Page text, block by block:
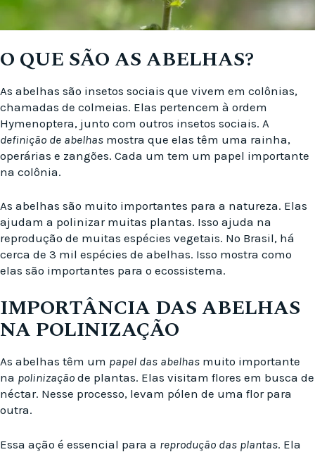
O QUE SÃO AS ABELHAS?
As abelhas são insetos sociais que vivem em colônias,
chamadas de colmeias. Elas pertencem à ordem
Hymenoptera, junto com outros insetos sociais. A
definição de abelhas mostra que elas têm uma rainha,
operárias e zangões. Cada um tem um papel importante
na colônia.
As abelhas são muito importantes para a natureza. Elas
ajudam a polinizar muitas plantas. Isso ajuda na
reprodução de muitas espécies vegetais. No Brasil, há
cerca de 3 mil espécies de abelhas. Isso mostra como
elas são importantes para o ecossistema.
IMPORTÂNCIA DAS ABELHAS
NA POLINIZAÇÃO
As abelhas têm um papel das abelhas muito importante
na polinização de plantas. Elas visitam flores em busca de
néctar. Nesse processo, levam pólen de uma flor para
outra.
Essa ação é essencial para a reprodução das plantas. Ela